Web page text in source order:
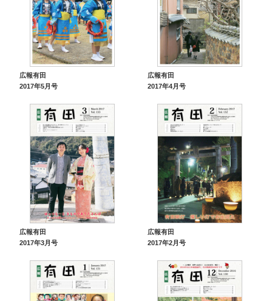
広報有田
2017年5月号
広報有田
2017年4月号
広報有田
2017年3月号
広報有田
2017年2月号